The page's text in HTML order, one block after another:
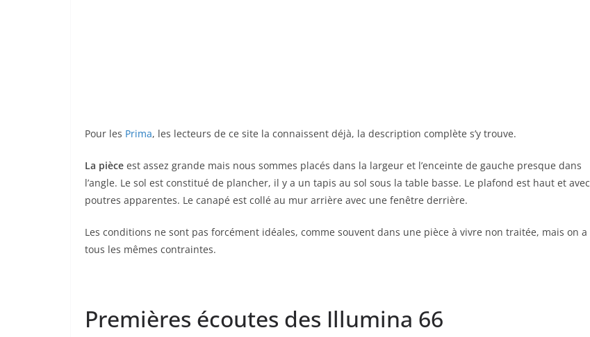
Pour les Prima, les lecteurs de ce site la connaissent déjà, la description complète s’y trouve.
La pièce est assez grande mais nous sommes placés dans la largeur et l’enceinte de gauche presque dans
l’angle. Le sol est constitué de plancher, il y a un tapis au sol sous la table basse. Le plafond est haut et avec
poutres apparentes. Le canapé est collé au mur arrière avec une fenêtre derrière.
Les conditions ne sont pas forcément idéales, comme souvent dans une pièce à vivre non traitée, mais on a
tous les mêmes contraintes.
Premières écoutes des Illumina 66